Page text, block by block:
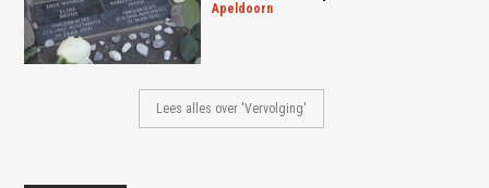
apeldoorn
Lees alles over 'Vervolging'